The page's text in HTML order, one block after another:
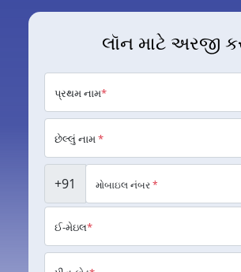
લૉન માટે અરજી
પ્રથમ નામ*
છેલ્લું નામ*
+91 મોબાઇલ નંબર*
ઈ-મેઇલ*